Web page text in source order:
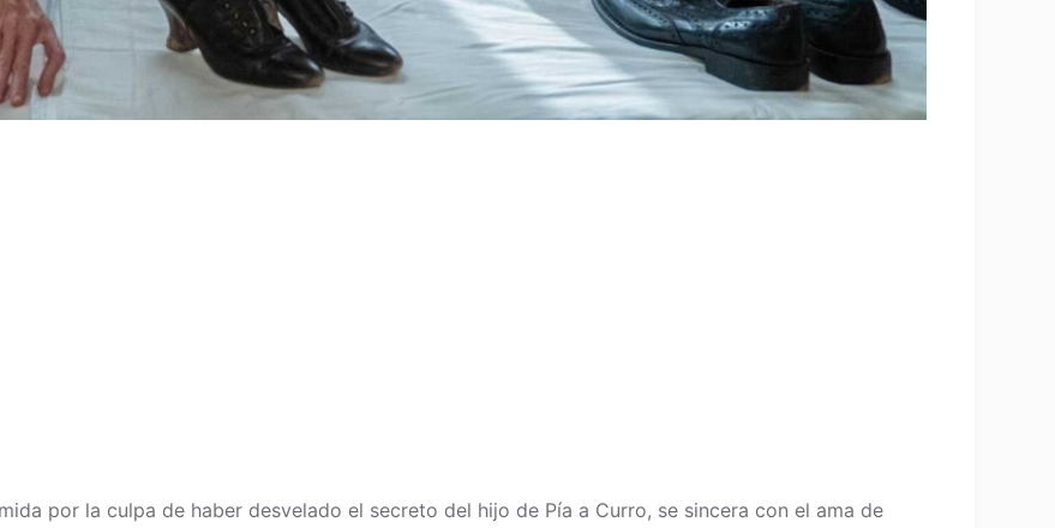
por la culpa de haber desvelado el secreto del hijo de Pía a Curro, se sincera con el ama de